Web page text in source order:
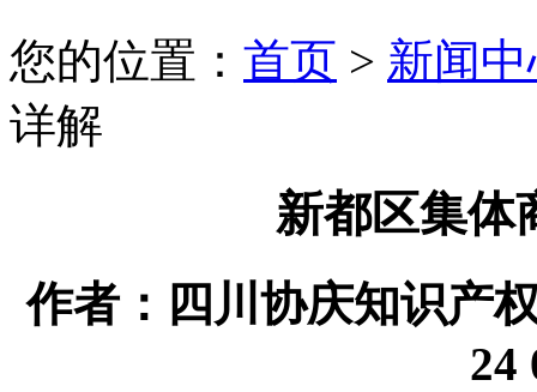
您的位置： 首页 > 新闻
详解
新都区集体
作者：四川协庆知识产
24